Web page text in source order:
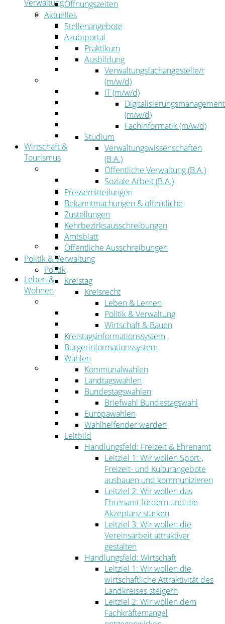
Verwaltung
Politik
Kreistag
Kreistagsinformationssystem
Bürgerinformationssystem
Wahlen
Der Landrat
Kommunalaufsicht
Zahlen, Daten, Fakten
Wirtschaft &
Tourismus
Wirtschaftsförderung
Gewerbeflächen und Unternehmen
Arbeitgeberservice
Mobilfunk & Breitband
Straßen- und Radwegebau
Landwirtschaft
Tourismus
Freizeit und Urlaub im Landkreis
Veranstaltungen
Leben &
Wohnen
Migration
Schulen, Bildung, Sport und Kultur
Soziales
Gesundheit
Jugend, Familie und Senioren
Bauen und Planen
Abfall
Umwelt
Ordnung
Öffnungszeiten
Aktuelles
Stellenangebote
Azubiportal
Praktikum
Ausbildung
Verwaltungsfachangestelle/r
(m/w/d)
IT (m/w/d)
Digitalisierungsmanagement
(m/w/d)
Fachinformatik (m/w/d)
Studium
Verwaltungswissenschaften
(B.A.)
Öffentliche Verwaltung (B.A.)
Soziale Arbeit (B.A.)
Pressemitteilungen
Bekanntmachungen & öffentliche
Zustellungen
Kehrbezirksausschreibungen
Amtsblatt
Öffentliche Ausschreibungen
Politik & Verwaltung
Politik
Kreistag
Kreisrecht
Leben & Lernen
Politik & Verwaltung
Wirtschaft & Bauen
Kreistagsinformationssystem
Bürgerinformationssystem
Wahlen
Kommunalwahlen
Landtagswahlen
Bundestagswahlen
Briefwahl Bundestagswahl
Europawahlen
Wahlhelfender werden
Leitbild
Handlungsfeld: Freizeit & Ehrenamt
Leitziel 1: Wir wollen Sport-,
Freizeit- und Kulturangebote
ausbauen und kommunizieren
Leitziel 2: Wir wollen das
Ehrenamt fördern und die
Akzeptanz stärken
Leitziel 3: Wir wollen die
Vereinsarbeit attraktiver
gestalten
Handlungsfeld: Wirtschaft
Leitziel 1: Wir wollen die
wirtschaftliche Attraktivität des
Landkreises steigern
Leitziel 2: Wir wollen dem
Fachkräftemangel